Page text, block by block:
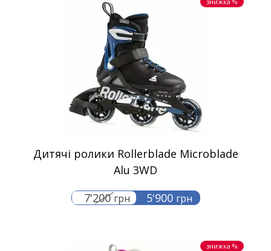
Дитячі ролики Rollerblade Microblade
Alu 3WD
7'200грн 5'900 грн
знижка %